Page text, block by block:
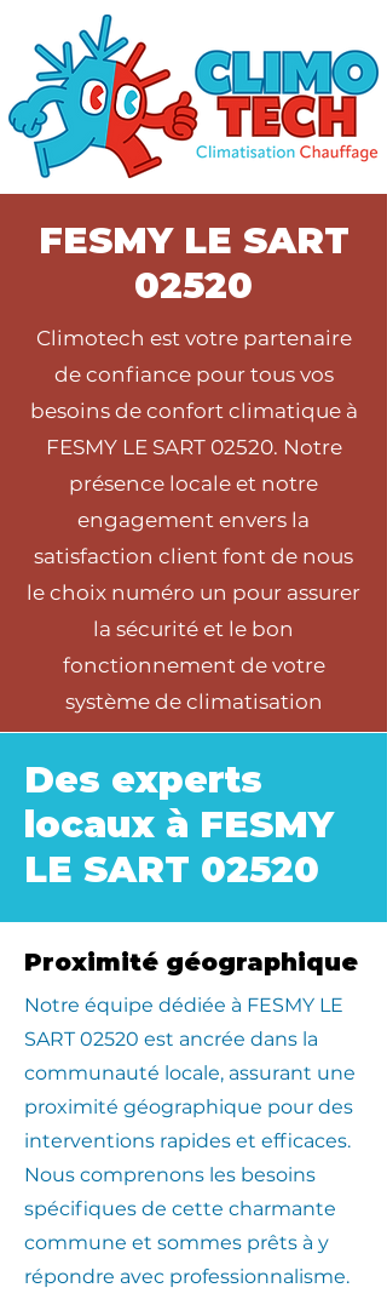
FESMY LE SART
02520
Climotech est votre partenaire
de confiance pour tous vos
besoins de confort climatique à
FESMY LE SART 02520. Notre
présence locale et notre
engagement envers la
satisfaction client font de nous
le choix numéro un pour assurer
la sécurité et le bon
fonctionnement de votre
système de climatisation
Des experts
locaux à FESMY
LE SART 02520
Proximité géographique
​Notre équipe dédiée à FESMY LE
SART 02520 est ancrée dans la
communauté locale, assurant une
proximité géographique pour des
interventions rapides et efficaces.
Nous comprenons les besoins
spécifiques de cette charmante
commune et sommes prêts à y
répondre avec professionnalisme.